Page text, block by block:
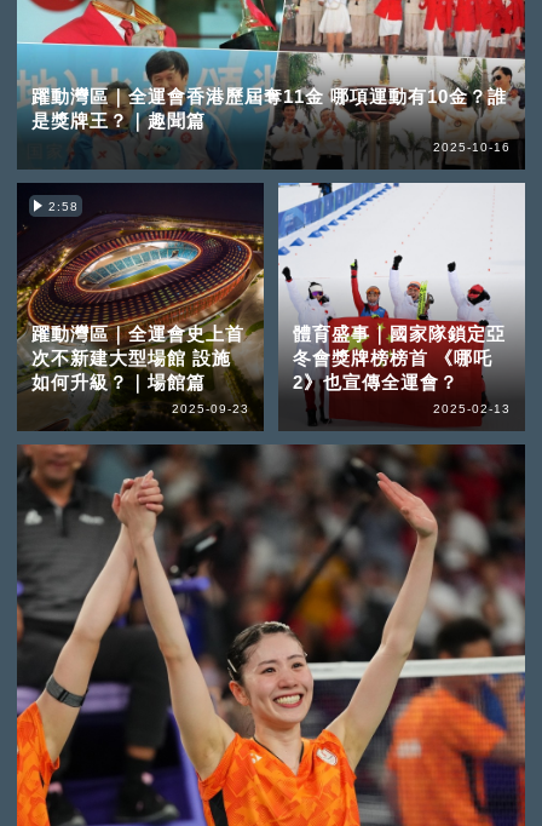
躍動灣區｜全運會香港歷屆奪11金 哪項運動有10金？誰
是獎牌王？｜趣聞篇
2025-10-16
2:58
躍動灣區｜全運會史上首
次不新建大型場館 設施
如何升級？｜場館篇
2025-09-23
體育盛事｜國家隊鎖定亞
冬會獎牌榜榜首 《哪吒
2》也宣傳全運會？
2025-02-13